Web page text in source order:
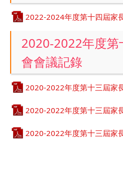
2022-2024年度第十四屆家
2020-2022年度第
會會議記錄
2020-2022年度第十三屆家
2020-2022年度第十三屆家
2020-2022年度第十三屆家